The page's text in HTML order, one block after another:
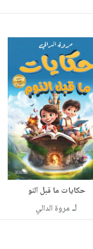
حكايات ما قبل النو
لـ مروة الدالي